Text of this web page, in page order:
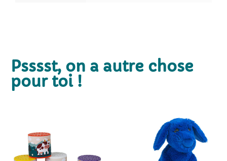
Psssst, on a autre chose
pour toi !